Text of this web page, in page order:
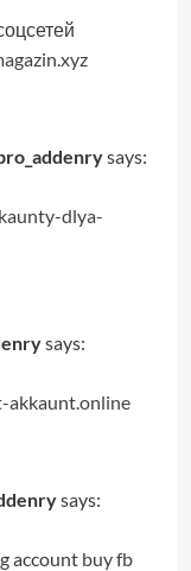
says:
dlya-
says:
akkaunt.online
says:
account buy fb